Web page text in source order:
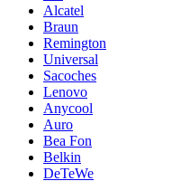
Alcatel
Braun
Remington
Universal
Sacoches
Lenovo
Anycool
Auro
Bea Fon
Belkin
DeTeWe